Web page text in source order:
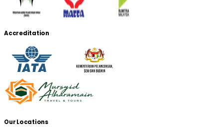
Accreditation
Our Locations